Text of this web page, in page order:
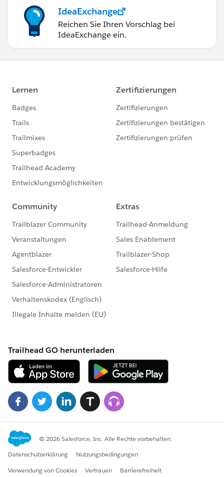
IdeaExchange
Reichen Sie Ihren Vorschlag bei
IdeaExchange ein.